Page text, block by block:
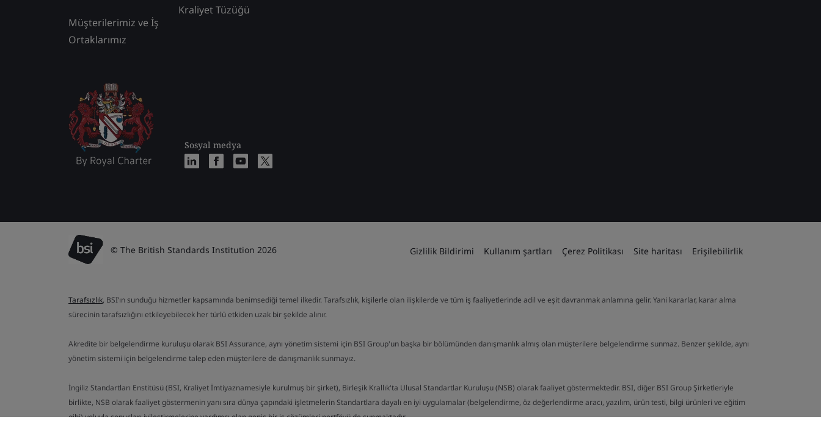
Müşterilerimiz ve İş
Ortaklarımız
Kraliyet Tüzüğü
Sosyal medya
© The British Standards Institution 2026 Gizlilik Bildirimi Kullanım şartları Çerez Politikası Site haritası Erişilebilirlik
Tarafsızlık, BSI’ın sunduğu hizmetler kapsamında benimsediği temel ilkedir. Tarafsızlık, kişilerle olan ilişkilerde ve tüm iş faaliyetlerinde adil ve eşit davranmak anlamına gelir. Yani kararlar, karar alma
sürecinin tarafsızlığını etkileyebilecek her türlü etkiden uzak bir şekilde alınır.
Akredite bir belgelendirme kuruluşu olarak BSI Assurance, aynı yönetim sistemi için BSI Group'un başka bir bölümünden danışmanlık almış olan müşterilere belgelendirme sunmaz. Benzer şekilde, aynı
yönetim sistemi için belgelendirme talep eden müşterilere de danışmanlık sunmayız.
İngiliz Standartları Enstitüsü (BSI, Kraliyet İmtiyaznamesiyle kurulmuş bir şirket), Birleşik Krallık'ta Ulusal Standartlar Kuruluşu (NSB) olarak faaliyet göstermektedir. BSI, diğer BSI Group Şirketleriyle
birlikte, NSB olarak faaliyet göstermenin yanı sıra dünya çapındaki işletmelerin Standartlara dayalı en iyi uygulamalar (belgelendirme, öz değerlendirme aracı, yazılım, ürün testi, bilgi ürünleri ve eğitim
gibi) yoluyla sonuçları iyileştirmelerine yardımcı olan geniş bir iş çözümleri portföyü de sunmaktadır.